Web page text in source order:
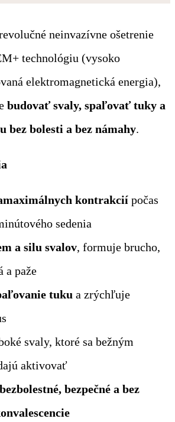
neinvazívne ošetrenie
technológiu (vysoko
elektromagnetická energia),
budovať svaly, spaľovať tuky a
bez bolesti a bez námahy.
kontrakcií počas
sedenia
a silu svalov, formuje brucho,
a paže
tuku a zrýchľuje
svaly, ktoré sa bežným
aktivovať
bezbolestné, bezpečné a bez